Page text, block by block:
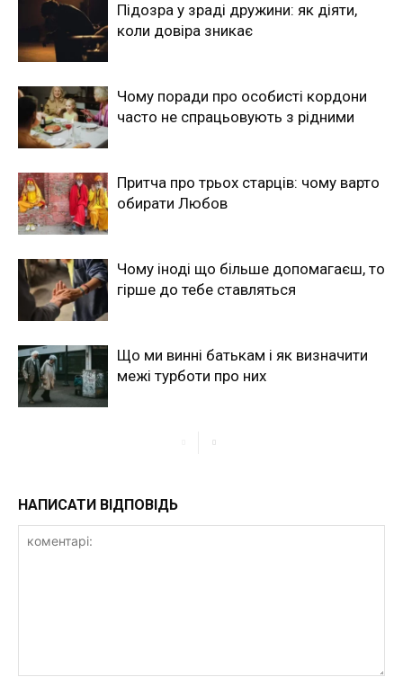
Підозра у зраді дружини: як діяти,
коли довіра зникає
Чому поради про особисті кордони
часто не спрацьовують з рідними
Притча про трьох старців: чому варто
обирати Любов
Чому іноді що більше допомагаєш, то
гірше до тебе ставляться
Що ми винні батькам і як визначити
межі турботи про них
НАПИСАТИ ВІДПОВІДЬ